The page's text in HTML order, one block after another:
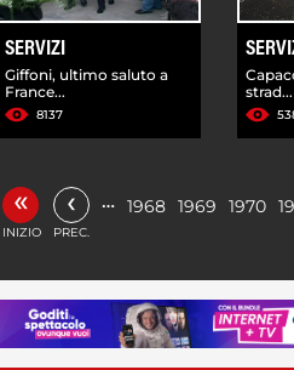
SERVIZI
Giffoni, ultimo saluto a
France...
8137
strad...
«
INIZIO
‹
PREC.
… 1968 1969 1970